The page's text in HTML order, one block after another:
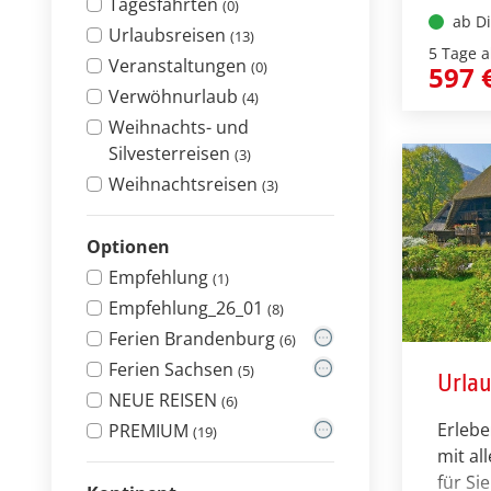
(0)
Urlaubsreisen (13)
Veranstaltungen (0)
Verwöhnurlaub (4)
Weihnachts- und
Silvesterreisen (3)
Weihnachtsreisen (3)
Optionen
Empfehlung (1)
Empfehlung_26_01 (8)
Ferien Brandenburg (6)
Ferien Sachsen (5)
NEUE REISEN (6)
PREMIUM (19)
ab
5 Tage
597
mit
für